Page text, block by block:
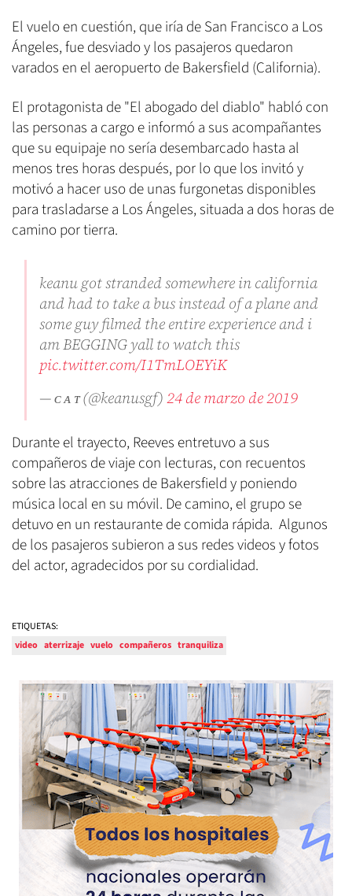
El vuelo en cuestión, que iría de San Francisco a Los
Ángeles, fue desviado y los pasajeros quedaron
varados en el aeropuerto de Bakersfield (California).
El protagonista de "El abogado del diablo" habló con
las personas a cargo e informó a sus acompañantes
que su equipaje no sería desembarcado hasta al
menos tres horas después, por lo que los invitó y
motivó a hacer uso de unas furgonetas disponibles
para trasladarse a Los Ángeles, situada a dos horas de
camino por tierra.
keanu got stranded somewhere in california
and had to take a bus instead of a plane and
some guy filmed the entire experience and i
am BEGGING yall to watch this
pic.twitter.com/I1TmLOEYiK
— ᴄ ᴀ ᴛ (@keanusgf)24 de marzo de 2019
Durante el trayecto, Reeves entretuvo a sus
compañeros de viaje con lecturas, con recuentos
sobre las atracciones de Bakersfield y poniendo
música local en su móvil. De camino, el grupo se
detuvo en un restaurante de comida rápida. Algunos
de los pasajeros subieron a sus redes videos y fotos
del actor, agradecidos por su cordialidad.
ETIQUETAS:
video aterrizaje vuelo compañeros tranquiliza